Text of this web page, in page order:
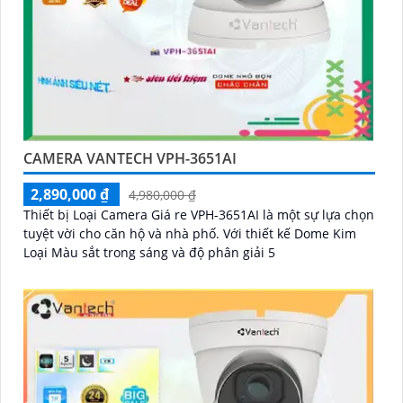
CAMERA VANTECH VPH-3651AI
2,890,000 ₫
4,980,000 ₫
Thiết bị Loại Camera Giá re VPH-3651AI là một sự lựa chọn
tuyệt vời cho căn hộ và nhà phố. Với thiết kế Dome Kim
Loại Màu sắt trong sáng và độ phân giải 5